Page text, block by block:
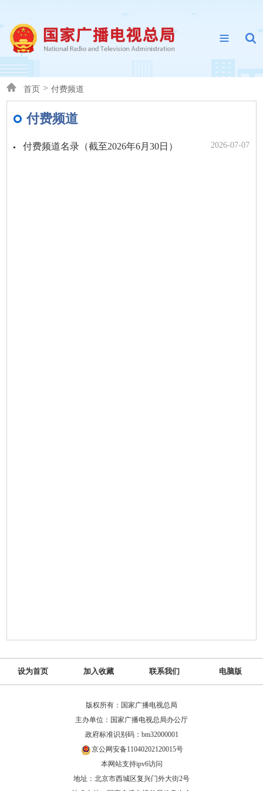
首页 > 付费频道
付费频道
付费频道名录（截至2026年6月30日） 2026-07-07
设为首页 加入收藏 联系我们 电脑版
版权所有：国家广播电视总局
主办单位：国家广播电视总局办公厅
政府标准识别码：bm32000001
京公网安备11040202120015号
本网站支持ipv6访问
地址：北京市西城区复兴门外大街2号